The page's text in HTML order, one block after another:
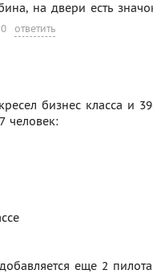
на двери есть
ответить
бизнес класса и
человек:
еще 2